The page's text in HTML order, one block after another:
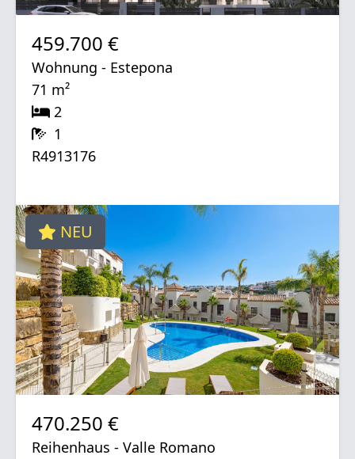
459.700 €
Wohnung - Estepona
71 m²
2
1
R4913176
NEU
470.250 €
Reihenhaus - Valle Romano